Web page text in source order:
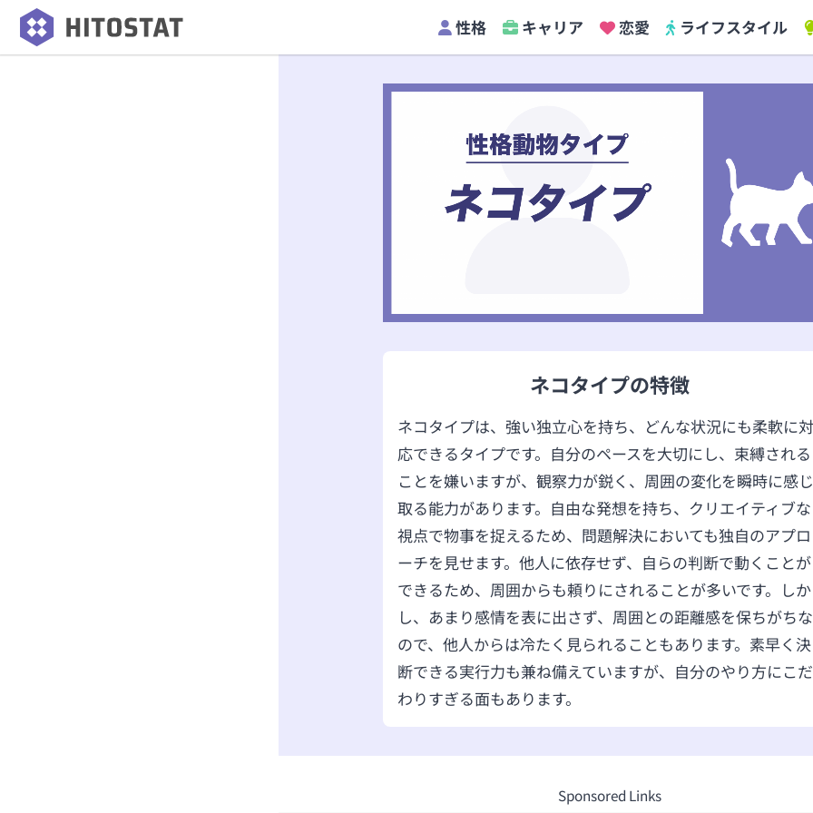
性格 キャリア 恋愛 ライフスタイル
ネコタイプの特徴
ネコタイプは、強い独立心を持ち、どんな状況にも柔軟に対
応できるタイプです。自分のペースを大切にし、束縛される
ことを嫌いますが、観察力が鋭く、周囲の変化を瞬時に感じ
取る能力があります。自由な発想を持ち、クリエイティブな
視点で物事を捉えるため、問題解決においても独自のアプロ
ーチを見せます。他人に依存せず、自らの判断で動くことが
できるため、周囲からも頼りにされることが多いです。しか
し、あまり感情を表に出さず、周囲との距離感を保ちがちな
ので、他人からは冷たく見られることもあります。素早く決
断できる実行力も兼ね備えていますが、自分のやり方にこだ
わりすぎる面もあります。
Sponsored Links